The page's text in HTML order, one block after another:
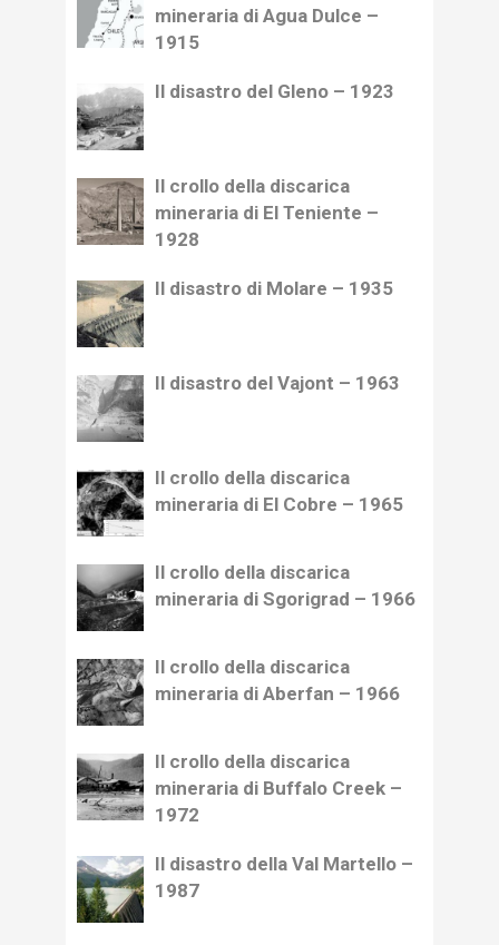
mineraria di Agua Dulce –
1915
Il disastro del Gleno – 1923
Il crollo della discarica
mineraria di El Teniente –
1928
Il disastro di Molare – 1935
Il disastro del Vajont – 1963
Il crollo della discarica
mineraria di El Cobre – 1965
Il crollo della discarica
mineraria di Sgorigrad – 1966
Il crollo della discarica
mineraria di Aberfan – 1966
Il crollo della discarica
mineraria di Buffalo Creek –
1972
Il disastro della Val Martello –
1987